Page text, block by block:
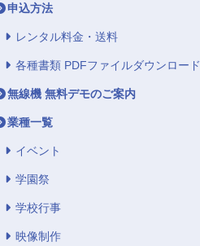
申込方法
レンタル料金・送料
各種書類 PDFファイルダウンロード
無線機 無料デモのご案内
業種一覧
イベント
学園祭
学校行事
映像制作